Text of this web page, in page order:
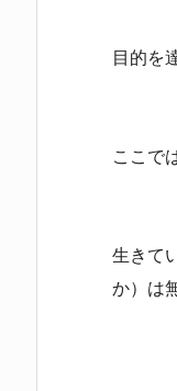
目的を
ここで
生きて
か）は